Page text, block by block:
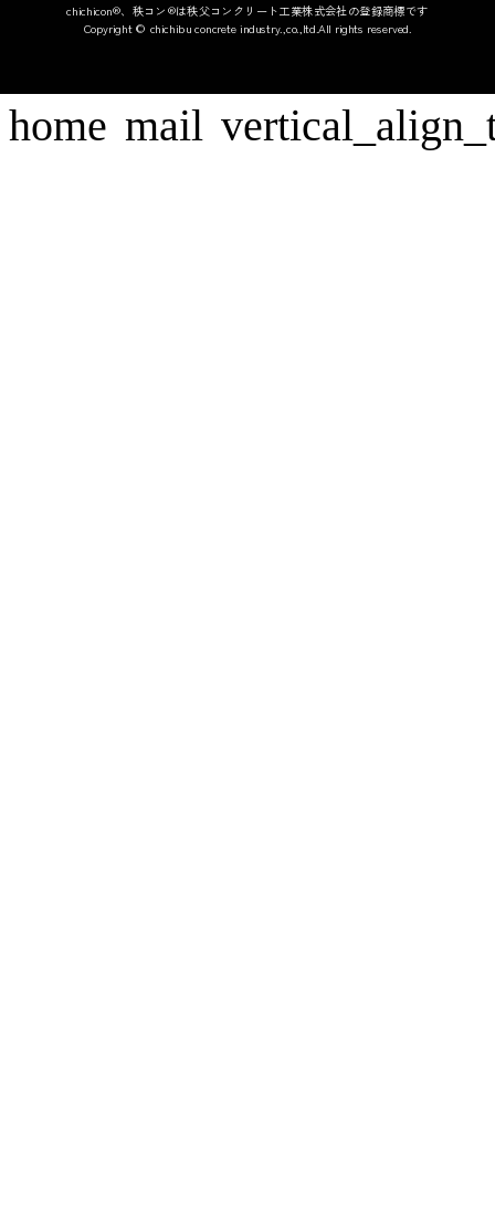
chichicon®、秩コン®は秩父コンクリート工業株式会社の登録商標です
Copyright © chichibu concrete industry.,co.,ltd.All rights reserved.
home mail